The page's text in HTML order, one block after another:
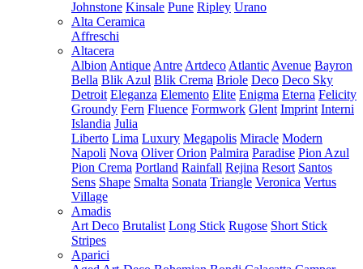
Johnstone Kinsale Pune Ripley Urano
Alta Ceramica
Affreschi
Altacera
Albion Antique Antre Artdeco Atlantic Avenue Bayron
Bella Blik Azul Blik Crema Briole Deco Deco Sky
Detroit Eleganza Elemento Elite Enigma Eterna Felicity
Groundy Fern Fluence Formwork Glent Imprint Interni
Islandia Julia
Liberto Lima Luxury Megapolis Miracle Modern
Napoli Nova Oliver Orion Palmira Paradise Pion Azul
Pion Crema Portland Rainfall Rejina Resort Santos
Sens Shape Smalta Sonata Triangle Veronica Vertus
Village
Amadis
Art Deco Brutalist Long Stick Rugose Short Stick
Stripes
Aparici